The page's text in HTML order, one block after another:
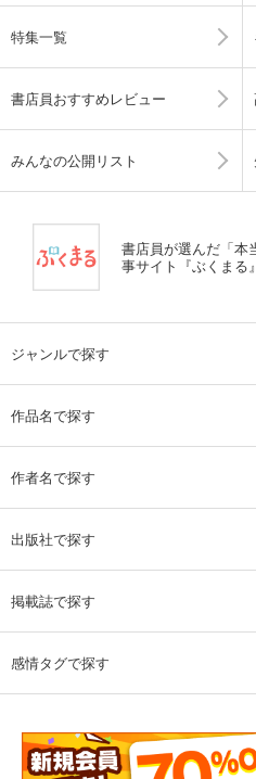
特集一覧
書店員おすすめレビュー
みんなの公開リスト
書店員が選んだ「本
事サイト『ぶくまる』
ジャンルで探す
作品名で探す
作者名で探す
出版社で探す
掲載誌で探す
感情タグで探す